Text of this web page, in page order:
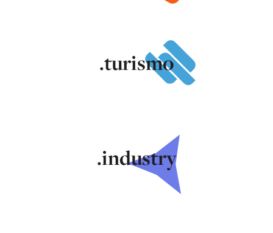
.turismo
.industry